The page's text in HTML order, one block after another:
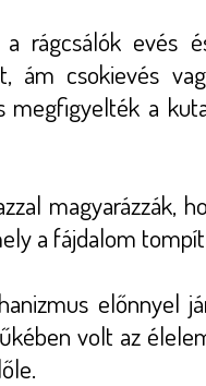
rágcsálók evés
ám csokievés
megfigyelték a
magyarázzák,
a fájdalom
előnnyel
volt az